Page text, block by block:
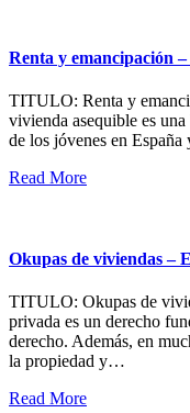
Renta y emancipación –
TITULO: Renta y
vivienda asequible es
de los jóvenes en
Read More
Okupas de viviendas –
TITULO: Okupas de
privada es un derecho
derecho. Además, en
la propiedad y…
Read More